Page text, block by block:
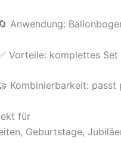
Anwendung:
Vorteile: komplettes
Kombinierbarkeit:
für
Geburtstage,